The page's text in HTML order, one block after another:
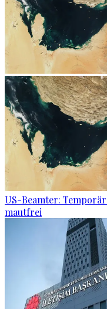
US-Beamter:
mautfrei